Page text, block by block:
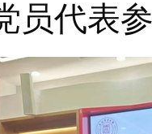
员代表